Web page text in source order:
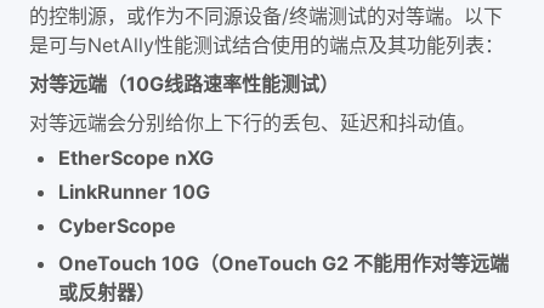
的控制源，或作为不同源设备/终端测试的对等端。以下
是可与NetAlly性能测试结合使用的端点及其功能列表：
对等远端（10G线路速率性能测试）
对等远端会分别给你上下行的丢包、延迟和抖动值。
EtherScope nXG
LinkRunner 10G
CyberScope
OneTouch 10G（OneTouch G2 不能用作对等远端
或反射器）